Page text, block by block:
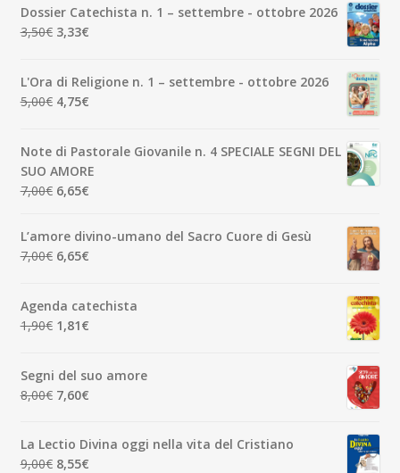
Dossier Catechista n. 1 – settembre - ottobre 2026
3,50€ Il
era:
3,50€.
3,33€Il
è:
3,33€.
L'Ora di Religione n. 1 – settembre - ottobre 2026
5,00€ Il
era:
5,00€.
4,75€Il
è:
4,75€.
Note di Pastorale Giovanile n. 4 SPECIALE SEGNI DEL
SUO AMORE
7,00€ Il
originale
era:
7,00€.
6,65€Il
attuale
è:
L’amore divino-umano del Sacro Cuore di Gesù
7,00€ Il
era:
7,00€.
6,65€Il
è:
6,65€.
Agenda catechista
1,90€ Il
era:
1,90€.
1,81€Il
è:
1,81€.
Segni del suo amore
8,00€ Il
era:
7,60€Il
è:
La Lectio Divina oggi nella vita del Cristiano
9,00€ Il
8,55€Il